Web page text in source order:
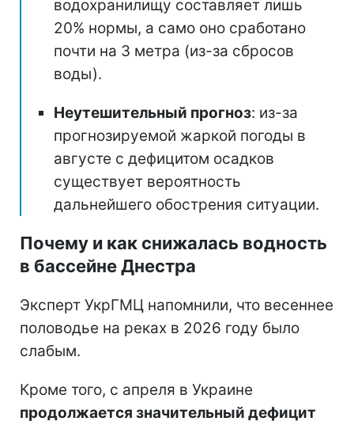
водохранилищу составляет лишь
20% нормы, а само оно сработано
почти на 3 метра (из-за сбросов
воды).
Неутешительный прогноз: из-за
прогнозируемой жаркой погоды в
августе с дефицитом осадков
существует вероятность
дальнейшего обострения ситуации.
Почему и как снижалась водность
в бассейне Днестра
Эксперт УкрГМЦ напомнили, что весеннее
половодье на реках в 2026 году было
слабым.
Кроме того, с апреля в Украине
продолжается значительный дефицит